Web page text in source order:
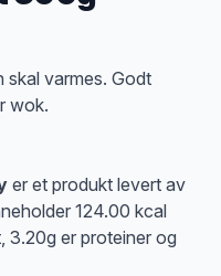
skal varmes. Godt
wok.
er et produkt levert av
124.00 kcal
3.20g er proteiner og